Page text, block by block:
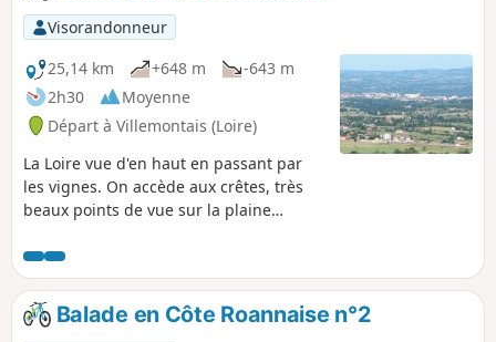
Visorandonneur
25,14 km
+648 m
-643 m
2h30
Moyenne
Départ à Villemontais (Loire)
La Loire vue d'en haut en passant par
les vignes. On accède aux crêtes, très
beaux points de vue sur la plaine
Par beau temps on distingue nettement
la chaîne des Alpes.
Balade en Côte Roannaise n°2